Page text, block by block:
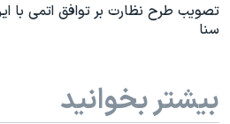
تصویب طرح نظارت بر توافق اتمی با
سنا
بیشتر بخوانید